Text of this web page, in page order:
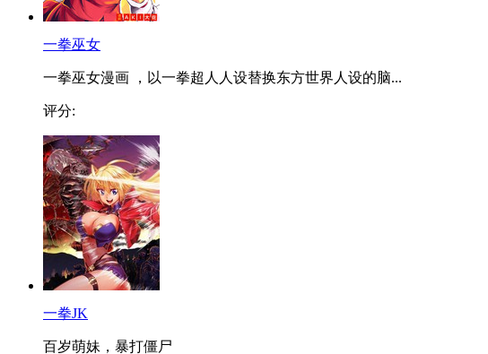
一拳巫女
一拳巫女漫画 ，以一拳超人人设替换东方世界人设的脑...
评分:
一拳JK
百岁萌妹，暴打僵尸